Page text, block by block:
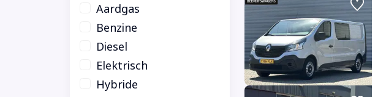
Aardgas
Benzine
Diesel
Elektrisch
Hybride